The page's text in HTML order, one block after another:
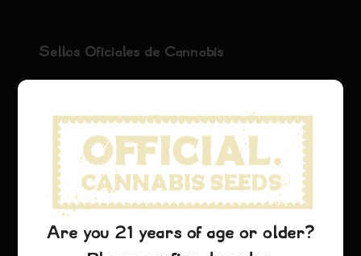
Sellos Oficiales de Cannabis
El Hogar Oficial de las Variedades de Cannabis
Tienda
Colección
Tienda
Are you 21 years of age or older?